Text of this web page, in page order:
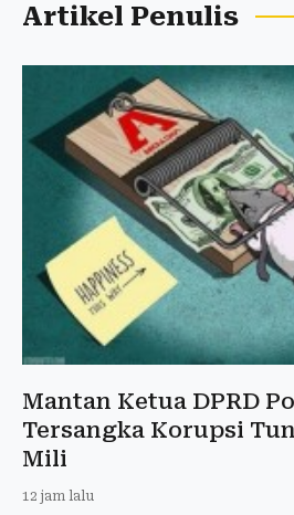
Artikel Penulis
Mantan Ketua DPRD
Tersangka Korupsi
Mili
12 jam lalu